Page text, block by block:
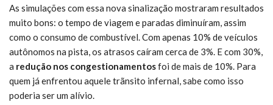
As simulações com essa nova sinalização mostraram resultados
muito bons: o tempo de viagem e paradas diminuíram, assim
como o consumo de combustível. Com apenas 10% de veículos
autônomos na pista, os atrasos caíram cerca de 3%. E com 30%,
a redução nos congestionamentosfoi de mais de 10%. Para
quem já enfrentou aquele trãnsito infernal, sabe como isso
poderia ser um alívio.